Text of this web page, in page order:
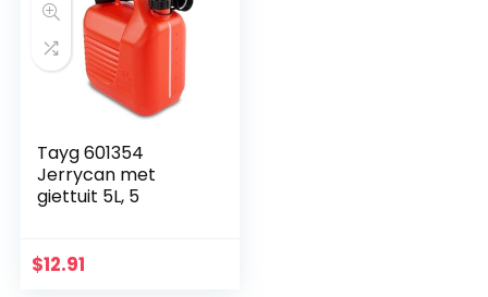
Tayg 601354
Jerrycan met
giettuit 5L, 5
$12.91